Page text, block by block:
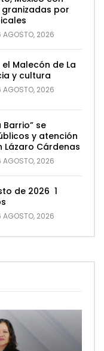
por
AGOSTO, 2026
Malecón de La
y cultura
AGOSTO, 2026
Barrio” se
y atención
Lázaro Cárdenas
AGOSTO, 2026
de 2026 1
AGOSTO, 2026